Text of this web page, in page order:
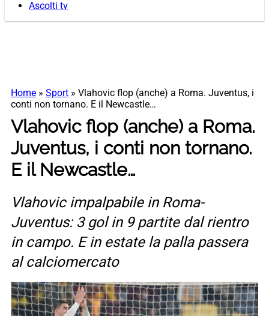
Ascolti tv
Home » Sport » Vlahovic flop (anche) a Roma. Juventus, i
conti non tornano. E il Newcastle…
Vlahovic flop (anche) a Roma.
Juventus, i conti non tornano.
E il Newcastle…
Vlahovic impalpabile in Roma-
Juventus: 3 gol in 9 partite dal rientro
in campo. E in estate la palla passera
al calciomercato